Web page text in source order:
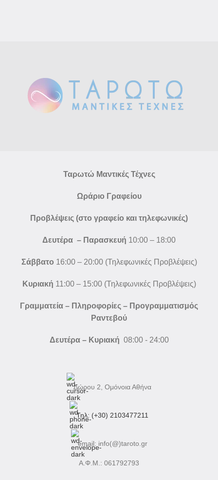
Ταρωτώ Μαντικές Τέχνες
Ωράριο Γραφείου
Προβλέψεις (στο γραφείο και τηλεφωνικές)
Δευτέρα – Παρασκευή 10:00 – 18:00
Σάββατο 16:00 – 20:00 (Τηλεφωνικές Προβλέψεις)
Κυριακή 11:00 – 15:00 (Τηλεφωνικές Προβλέψεις)
Γραμματεία – Πληροφορίες – Προγραμματισμός
Ραντεβού
Δευτέρα – Κυριακή 08:00 - 24:00
Δώρου 2, Ομόνοια Αθήνα
Τηλ: (+30) 2103477211
email: info(@)taroto.gr
Α.Φ.Μ.: 061792793